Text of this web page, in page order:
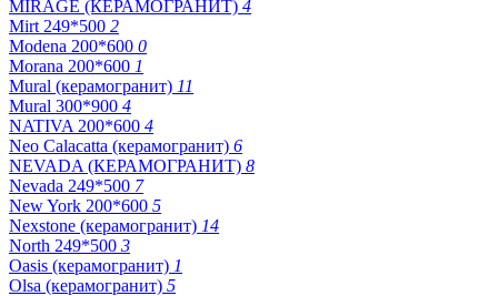
MIRAGE (КЕРАМОГРАНИТ) 4
Mirt 249*500 2
Modena 200*600 0
Morana 200*600 1
Mural (керамогранит) 11
Mural 300*900 4
NATIVA 200*600 4
Neo Calacatta (керамогранит) 6
NEVADA (КЕРАМОГРАНИТ) 8
Nevada 249*500 7
New York 200*600 5
Nexstone (керамогранит) 14
North 249*500 3
Oasis (керамогранит) 1
Olsa (керамогранит) 5